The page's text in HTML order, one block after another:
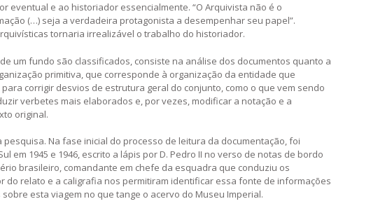
eventual e ao historiador essencialmente. “O Arquivista não é o
(…) seja a verdadeira protagonista a desempenhar seu papel”.
tornaria irrealizável o trabalho do historiador.
um fundo são classificados, consiste na análise dos documentos quanto a
primitiva, que corresponde à organização da entidade que
corrigir desvios de estrutura geral do conjunto, como o que vem sendo
verbetes mais elaborados e, por vezes, modificar a notação e a
original.
Na fase inicial do processo de leitura da documentação, foi
em 1945 e 1946, escrito a lápis por D. Pedro II no verso de notas de bordo
brasileiro, comandante em chefe da esquadra que conduziu os
relato e a caligrafia nos permitiram identificar essa fonte de informações
esta viagem no que tange o acervo do Museu Imperial.